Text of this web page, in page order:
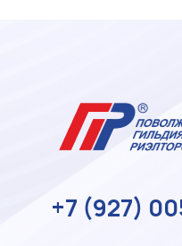
+7 (927)